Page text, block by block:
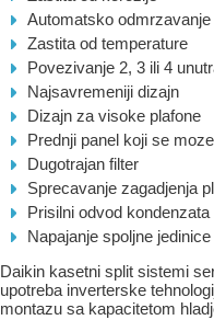
Automatsko
Zastita od temperature
Povezivanje 2, 3 ili 4
Najsavremeniji dizajn
Dizajn za visoke plafone
Prednji panel koji se
Dugotrajan filter
Sprecavanje zagadjenja
Prisilni odvod kondenzata
Napajanje spoljne
Daikin kasetni split sistemi
upotreba inverterske
montazu sa kapacitetom